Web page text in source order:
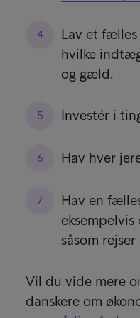
Lav et
hvilke
og gæld.
Investér i
Hav hver
Hav en
såsom
Vil du vide mere
danskere om